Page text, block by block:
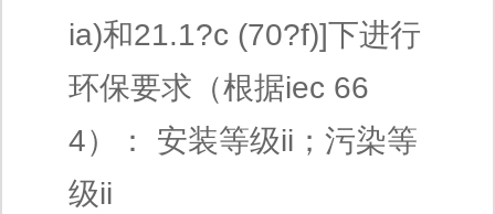
ia)和21.1?c (70?f)]下进行
环保要求（根据iec 66
4）： 安装等级ii；污染等
级ii